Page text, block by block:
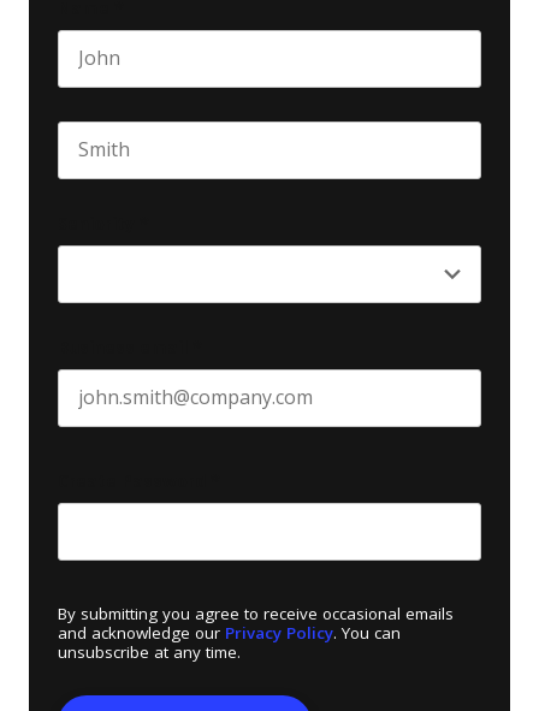
By submitting you agree to receive occasional emails
and acknowledge our Privacy Policy. You can
unsubscribe at any time.